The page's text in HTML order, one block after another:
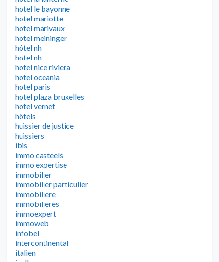
hotel le bayonne
hotel mariotte
hotel marivaux
hotel meininger
hôtel nh
hotel nh
hotel nice riviera
hotel oceania
hotel paris
hotel plaza bruxelles
hotel vernet
hôtels
huissier de justice
huissiers
ibis
immo casteels
immo expertise
immobilier
immobilier particulier
immobiliere
immobilieres
immoexpert
immoweb
infobel
intercontinental
italien